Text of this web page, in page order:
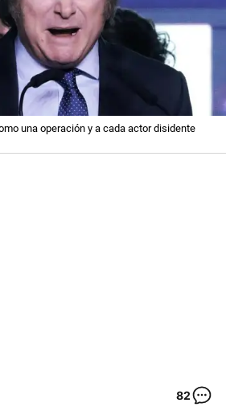
una operación y a cada actor disidente
82